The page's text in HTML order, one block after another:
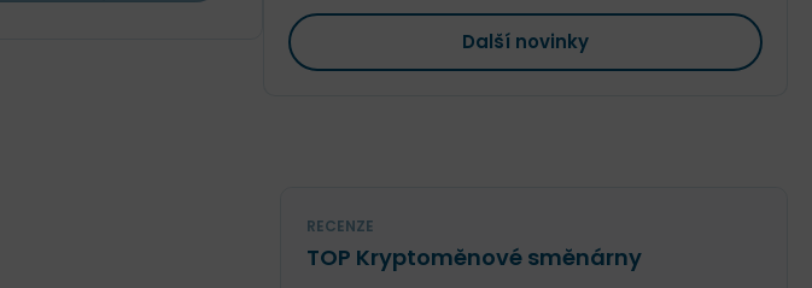
Další novinky
RECENZE
TOP Kryptoměnové směnárny